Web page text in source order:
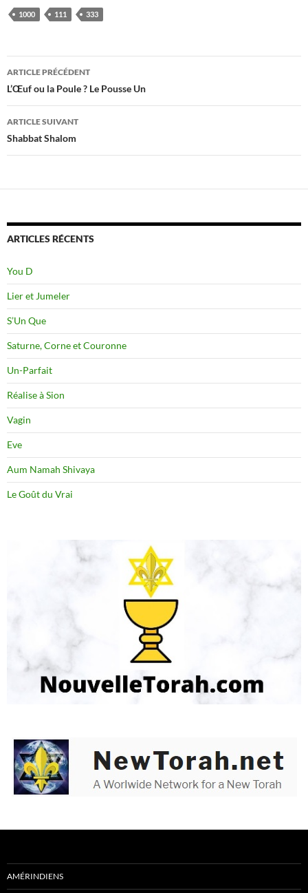
1000 111 333
Navigation
des
articles
ARTICLE PRÉCÉDENT
L’Œuf ou la Poule ? Le Pousse Un
ARTICLE SUIVANT
Shabbat Shalom
ARTICLES RÉCENTS
You D
Lier et Jumeler
S’Un Que
Saturne, Corne et Couronne
Un-Parfait
Réalise à Sion
Vagin
Eve
Aum Namah Shivaya
Le Goût du Vrai
AMÉRINDIENS